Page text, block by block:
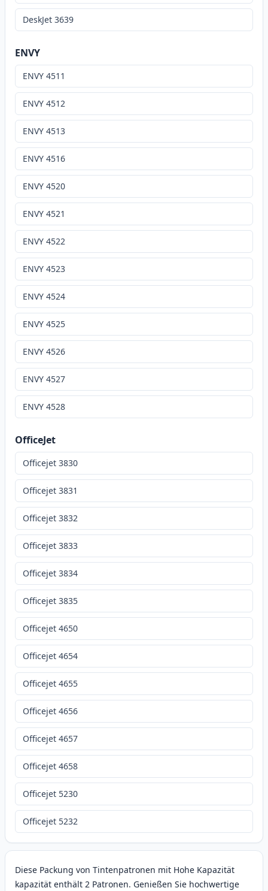
Diese Packung von Tintenpatronen mit Hohe Kapazität
kapazität enthält 2 Patronen. Genießen Sie hochwertige
DeskJet 3639
ENVY
ENVY 4511
ENVY 4512
ENVY 4513
ENVY 4516
ENVY 4520
ENVY 4521
ENVY 4522
ENVY 4523
ENVY 4524
ENVY 4525
ENVY 4526
ENVY 4527
ENVY 4528
OfficeJet
Officejet 3830
Officejet 3831
Officejet 3832
Officejet 3833
Officejet 3834
Officejet 3835
Officejet 4650
Officejet 4654
Officejet 4655
Officejet 4656
Officejet 4657
Officejet 4658
Officejet 5230
Officejet 5232